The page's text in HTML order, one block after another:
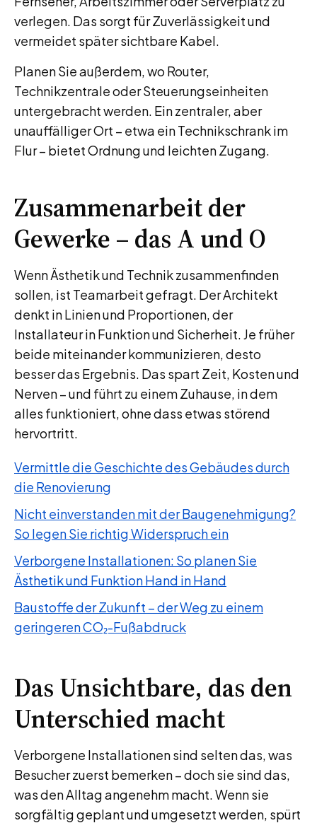
verlegen. Das sorgt für Zuverlässigkeit und
vermeidet später sichtbare Kabel.
Planen Sie außerdem, wo Router,
Technikzentrale oder Steuerungseinheiten
untergebracht werden. Ein zentraler, aber
unauffälliger Ort – etwa ein Technikschrank im
Flur – bietet Ordnung und leichten Zugang.
Zusammenarbeit der
Gewerke – das A und O
Wenn Ästhetik und Technik zusammenfinden
sollen, ist Teamarbeit gefragt. Der Architekt
denkt in Linien und Proportionen, der
Installateur in Funktion und Sicherheit. Je früher
beide miteinander kommunizieren, desto
besser das Ergebnis. Das spart Zeit, Kosten und
Nerven – und führt zu einem Zuhause, in dem
alles funktioniert, ohne dass etwas störend
hervortritt.
Vermittle die Geschichte des Gebäudes durch
die Renovierung
Nicht einverstanden mit der Baugenehmigung?
So legen Sie richtig Widerspruch ein
Verborgene Installationen: So planen Sie
Ästhetik und Funktion Hand in Hand
Baustoffe der Zukunft – der Weg zu einem
geringeren CO₂-Fußabdruck
Das Unsichtbare, das den
Unterschied macht
Verborgene Installationen sind selten das, was
Besucher zuerst bemerken – doch sie sind das,
was den Alltag angenehm macht. Wenn sie
sorgfältig geplant und umgesetzt werden, spürt